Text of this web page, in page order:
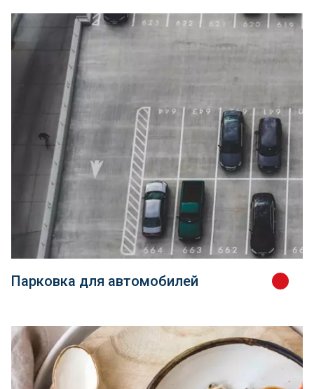
Парковка для автомобилей